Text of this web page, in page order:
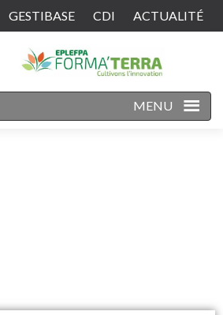
GESTIBASE CDI ACTUALITÉ
MENU